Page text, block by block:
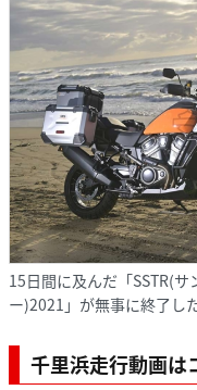
15日間に及んだ「SSTR(
ー)2021」が無事に終了した
千里浜走行動画は